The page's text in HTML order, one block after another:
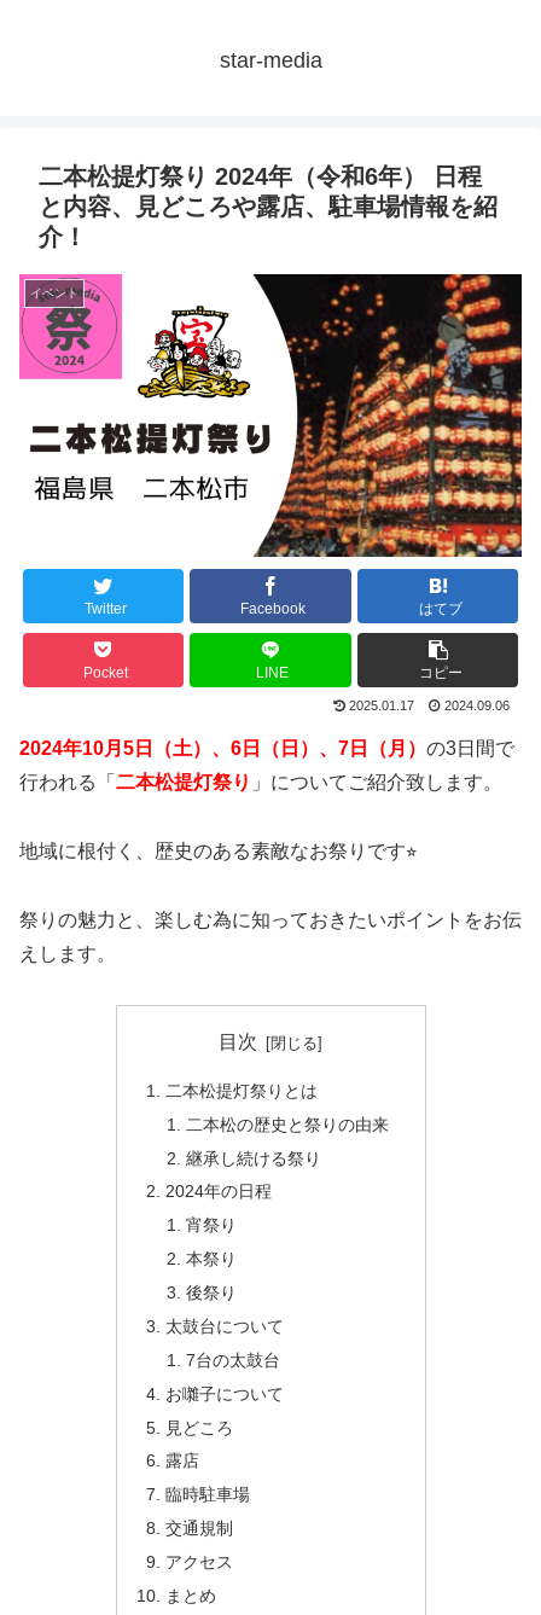
star-media
二本松提灯祭り 2024年（令和6年） 日程
と内容、見どころや露店、駐車場情報を紹
介！
イベント
Twitter Facebook はてブ
Pocket LINE コピー
2025.01.17 2024.09.06
2024年10月5日（土）、6日（日）、7日（月） の3日間で
行われる「 二本松提灯祭り 」についてご紹介致します。
地域に根付く、歴史のある素敵なお祭りです⭐︎
祭りの魅力と、楽しむ為に知っておきたいポイントをお伝
えします。
目次
二本松提灯祭りとは
二本松の歴史と祭りの由来
継承し続ける祭り
2024年の日程
宵祭り
本祭り
後祭り
太鼓台について
7台の太鼓台
お囃子について
見どころ
露店
臨時駐車場
交通規制
アクセス
まとめ